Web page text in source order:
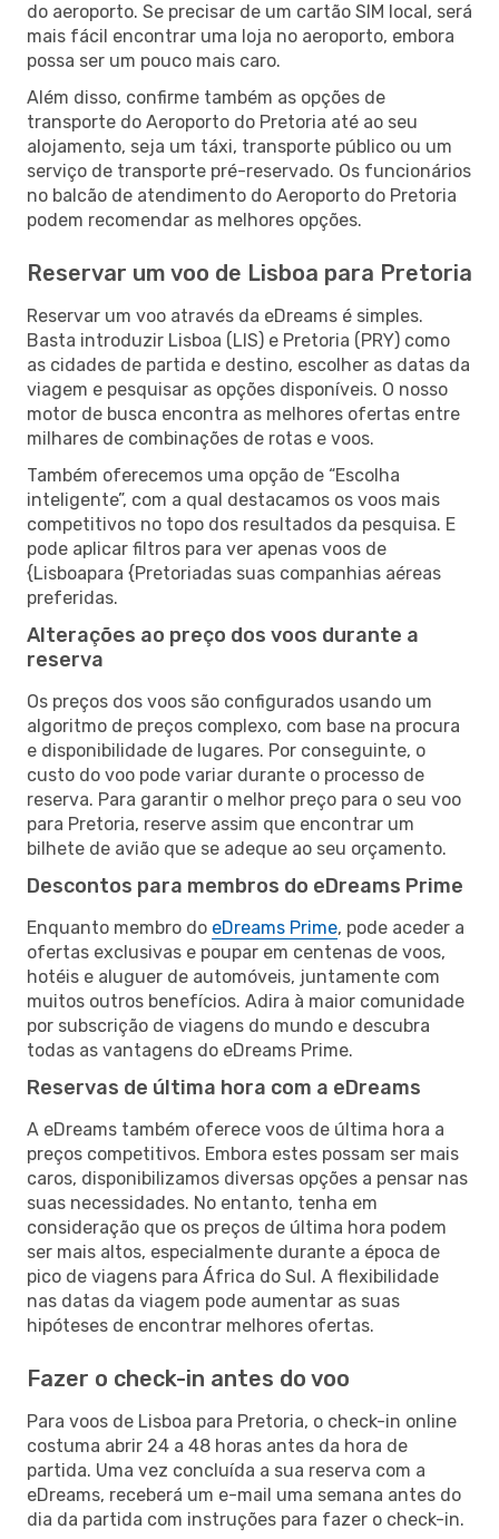
do aeroporto. Se precisar de um cartão SIM local, será
mais fácil encontrar uma loja no aeroporto, embora
possa ser um pouco mais caro.
Além disso, confirme também as opções de
transporte do Aeroporto do Pretoria até ao seu
alojamento, seja um táxi, transporte público ou um
serviço de transporte pré-reservado. Os funcionários
no balcão de atendimento do Aeroporto do Pretoria
podem recomendar as melhores opções.
Reservar um voo de Lisboa para Pretoria
Reservar um voo através da eDreams é simples.
Basta introduzir Lisboa (LIS) e Pretoria (PRY) como
as cidades de partida e destino, escolher as datas da
viagem e pesquisar as opções disponíveis. O nosso
motor de busca encontra as melhores ofertas entre
milhares de combinações de rotas e voos.
Também oferecemos uma opção de “Escolha
inteligente”, com a qual destacamos os voos mais
competitivos no topo dos resultados da pesquisa. E
pode aplicar filtros para ver apenas voos de
{Lisboapara {Pretoriadas suas companhias aéreas
preferidas.
Alterações ao preço dos voos durante a
reserva
Os preços dos voos são configurados usando um
algoritmo de preços complexo, com base na procura
e disponibilidade de lugares. Por conseguinte, o
custo do voo pode variar durante o processo de
reserva. Para garantir o melhor preço para o seu voo
para Pretoria, reserve assim que encontrar um
bilhete de avião que se adeque ao seu orçamento.
Descontos para membros do eDreams Prime
Enquanto membro do eDreams Prime, pode aceder a
ofertas exclusivas e poupar em centenas de voos,
hotéis e aluguer de automóveis, juntamente com
muitos outros benefícios. Adira à maior comunidade
por subscrição de viagens do mundo e descubra
todas as vantagens do eDreams Prime.
Reservas de última hora com a eDreams
A eDreams também oferece voos de última hora a
preços competitivos. Embora estes possam ser mais
caros, disponibilizamos diversas opções a pensar nas
suas necessidades. No entanto, tenha em
consideração que os preços de última hora podem
ser mais altos, especialmente durante a época de
pico de viagens para África do Sul. A flexibilidade
nas datas da viagem pode aumentar as suas
hipóteses de encontrar melhores ofertas.
Fazer o check-in antes do voo
Para voos de Lisboa para Pretoria, o check-in online
costuma abrir 24 a 48 horas antes da hora de
partida. Uma vez concluída a sua reserva com a
eDreams, receberá um e-mail uma semana antes do
dia da partida com instruções para fazer o check-in.